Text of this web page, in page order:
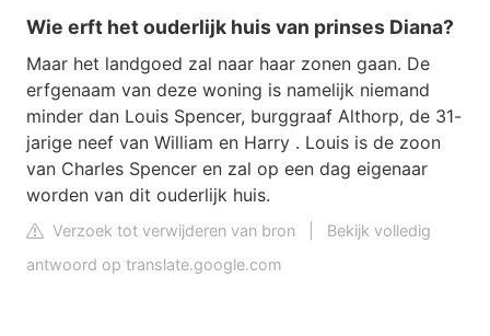
Wie erft het ouderlijk huis van prinses Diana?
Maar het landgoed zal naar haar zonen gaan. De
erfgenaam van deze woning is namelijk niemand
minder dan Louis Spencer, burggraaf Althorp, de 31-
jarige neef van William en Harry . Louis is de zoon
van Charles Spencer en zal op een dag eigenaar
worden van dit ouderlijk huis.
Verzoek tot verwijderen van bron
Bekijk volledig
antwoord op translate.google.com